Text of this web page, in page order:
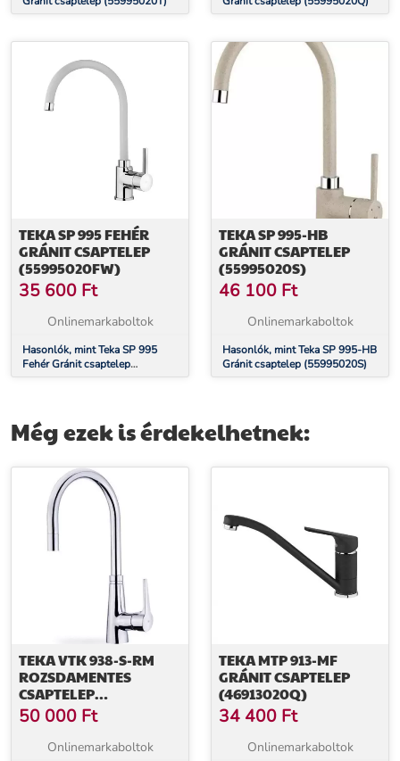
TEKA SP 995 FEHÉR
GRÁNIT CSAPTELEP
(55995020FW)
35 600 Ft
Onlinemarkaboltok
Hasonlók, mint Teka SP 995
Fehér Gránit csaptelep
(55995020FW)
TEKA SP 995-HB
GRÁNIT CSAPTELEP
(55995020S)
46 100 Ft
Onlinemarkaboltok
Hasonlók, mint Teka SP 995-HB
Gránit csaptelep (55995020S)
Még ezek is érdekelhetnek:
TEKA VTK 938-S-RM
ROZSDAMENTES
CSAPTELEP
(249380200)
50 000 Ft
Onlinemarkaboltok
TEKA MTP 913-MF
GRÁNIT CSAPTELEP
(46913020Q)
34 400 Ft
Onlinemarkaboltok